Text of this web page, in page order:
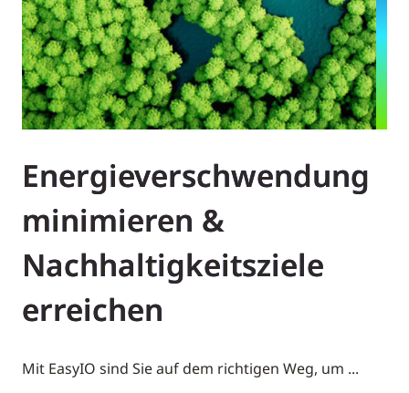
Energieverschwendung
minimieren &
Nachhaltigkeitsziele
erreichen
Mit EasyIO sind Sie auf dem richtigen Weg, um ...